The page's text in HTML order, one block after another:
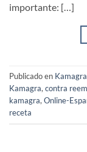
importante: […]
Publicado en
Kamagra,contra
kamagra,Online-
receta